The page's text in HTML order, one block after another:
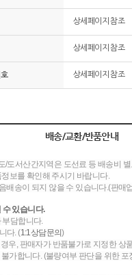
상세페이지 참조
상세페이지 참조
상세페이지 참조
배송/교환/반품안내
/도서산간지역은 도선료 등 배송비
보를 확인해 주시기 바랍니다.
배송이 되지 않을 수 있습니다.(판
수 있습니다.
부담합니다.
다. (1:1상담문의)
우, 판매자가 반품불가로 지정한 상
가합니다. (불량여부 판단을 위한